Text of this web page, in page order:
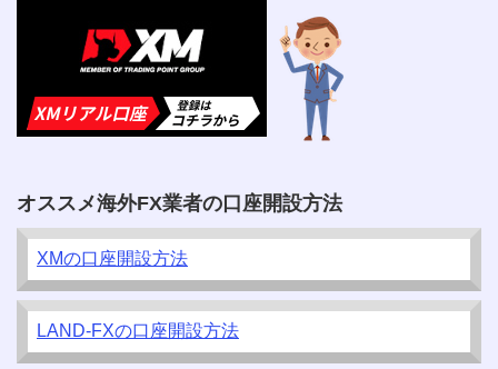
オススメ海外FX業者の口座開設方法
XMの口座開設方法
LAND-FXの口座開設方法